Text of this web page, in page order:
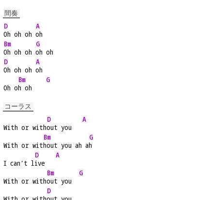
間奏
D
Oh oh oh
A
oh
Bm
Oh oh oh
G
oh oh
D
Oh oh oh
A
oh
Oh o
Bm
h oh
G
コーラス
With or with
D
out you
A
With or wit
Bm
hout you ah a
G
h
I can’t l
D
ive
A
With or with
Bm
out you
G
D